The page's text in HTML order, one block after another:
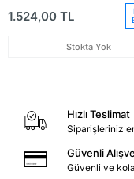
1.524,00 TL
Stokta Yok
Hızlı Teslimat
Siparişleriniz
Güvenli
Güvenli ve